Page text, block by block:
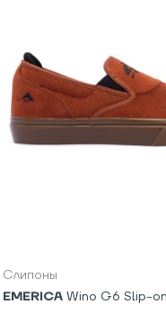
Слипоны
EMERICA Wino G6 Slip-